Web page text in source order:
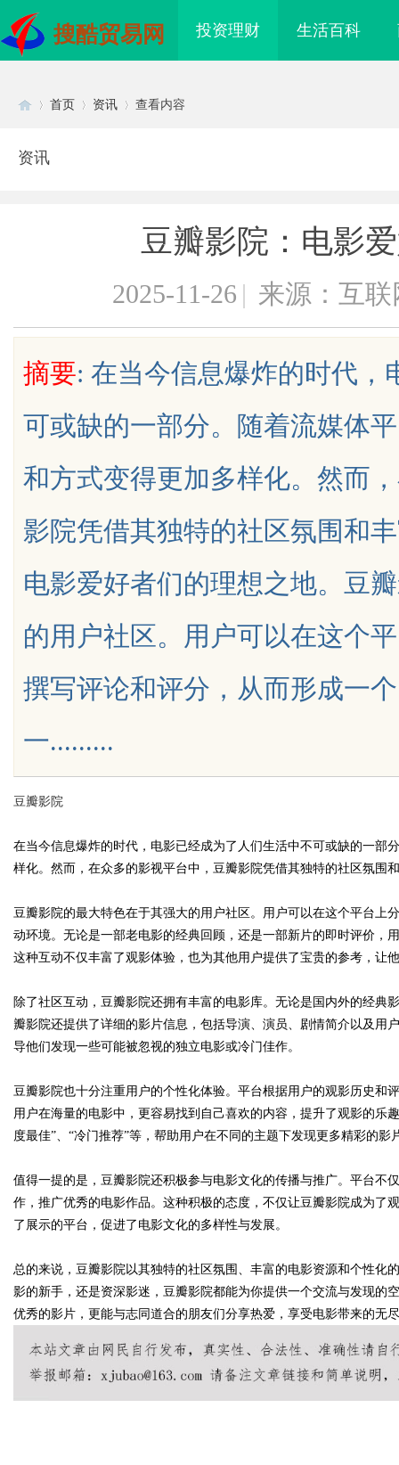
搜酷贸易网 投资理财 生活百科
uz
首页 资讯 查看内容
资讯
豆瓣影院：电影
2025-11-26 | 来源：互联
摘要: 在当今信息爆炸的时代，
可或缺的一部分。随着流媒体
和方式变得更加多样化。然而
影院凭借其独特的社区氛围和
电影爱好者们的理想之地。豆
的用户社区。用户可以在这个
撰写评论和评分，从而形成一
一.........
豆瓣影院
在当今信息爆炸的时代，电影已经成为了人们生活中不可或缺的一部
样化。然而，在众多的影视平台中，豆瓣影院凭借其独特的社区氛围
豆瓣影院的最大特色在于其强大的用户社区。用户可以在这个平台上
动环境。无论是一部老电影的经典回顾，还是一部新片的即时评价，
这种互动不仅丰富了观影体验，也为其他用户提供了宝贵的参考，让
除了社区互动，豆瓣影院还拥有丰富的电影库。无论是国内外的经典
瓣影院还提供了详细的影片信息，包括导演、演员、剧情简介以及用
导他们发现一些可能被忽视的独立电影或冷门佳作。
豆瓣影院也十分注重用户的个性化体验。平台根据用户的观影历史和
用户在海量的电影中，更容易找到自己喜欢的内容，提升了观影的乐
度最佳”、“冷门推荐”等，帮助用户在不同的主题下发现更多精彩的影
值得一提的是，豆瓣影院还积极参与电影文化的传播与推广。平台不
作，推广优秀的电影作品。这种积极的态度，不仅让豆瓣影院成为了
了展示的平台，促进了电影文化的多样性与发展。
总的来说，豆瓣影院以其独特的社区氛围、丰富的电影资源和个性化
影的新手，还是资深影迷，豆瓣影院都能为你提供一个交流与发现的
优秀的影片，更能与志同道合的朋友们分享热爱，享受电影带来的无
他免费派单？